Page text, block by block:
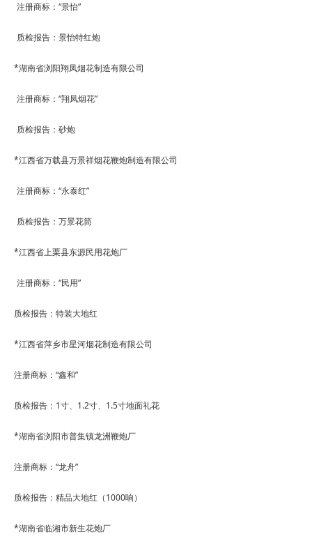
注册商标： “景怡”
质检报告：景怡特红炮
*湖南省浏阳翔凤烟花制造有限公司
注册商标： “翔凤烟花”
质检报告：砂炮
*江西省万载县万景祥烟花鞭炮制造有限公司
注册商标： “永泰红”
质检报告：万景花筒
*江西省上栗县东源民用花炮厂
注册商标： “民用”
质检报告：特装大地红
*江西省萍乡市星河烟花制造有限公司
注册商标： “鑫和”
质检报告： 1寸、 1.2寸、 1.5寸地面礼花
*湖南省浏阳市普集镇龙洲鞭炮厂
注册商标： “龙舟”
质检报告：精品大地红（1000响）
*湖南省临湘市新生花炮厂